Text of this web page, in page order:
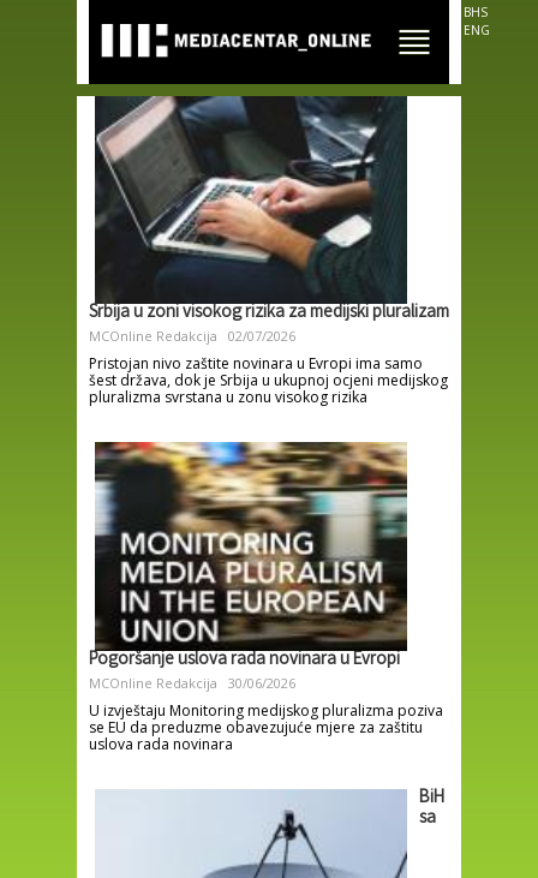
main
content
BHS
ENG
Srbija u zoni visokog rizika za medijski pluralizam
MCOnline Redakcija 02/07/2026
Pristojan nivo zaštite novinara u Evropi ima samo
šest država, dok je Srbija u ukupnoj ocjeni medijskog
pluralizma svrstana u zonu visokog rizika
Pogoršanje uslova rada novinara u Evropi
MCOnline Redakcija 30/06/2026
U izvještaju Monitoring medijskog pluralizma poziva
se EU da preduzme obavezujuće mjere za zaštitu
uslova rada novinara
BiH
sa